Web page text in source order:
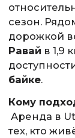
сезон.
дорожкой
Равай в 1,9
байке.
Кому
Аренда в
тех, кто